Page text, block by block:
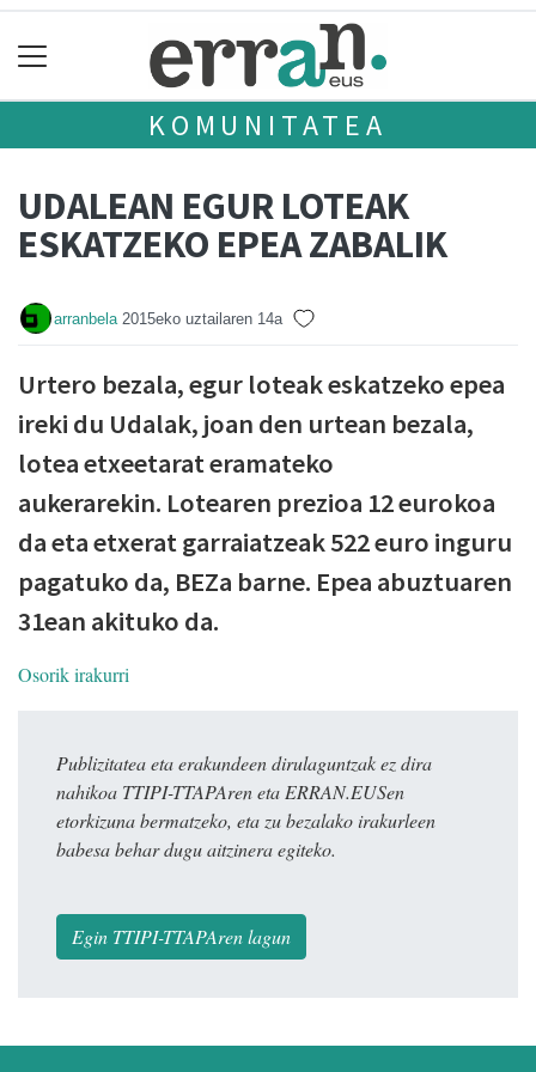
KOMUNITATEA
UDALEAN EGUR LOTEAK
ESKATZEKO EPEA ZABALIK
arranbela 2015eko uztailaren 14a
Urtero bezala, egur loteak eskatzeko epea
ireki du Udalak, joan den urtean bezala,
lotea etxeetarat eramateko
aukerarekin. Lotearen prezioa 12 eurokoa
da eta etxerat garraiatzeak 522 euro inguru
pagatuko da, BEZa barne. Epea abuztuaren
31ean akituko da.
Osorik irakurri
Publizitatea eta erakundeen dirulaguntzak ez dira
nahikoa TTIPI-TTAPAren eta ERRAN.EUSen
etorkizuna bermatzeko, eta zu bezalako irakurleen
babesa behar dugu aitzinera egiteko.
Egin TTIPI-TTAPAren lagun